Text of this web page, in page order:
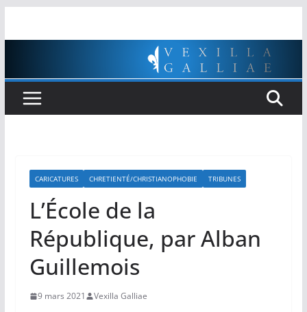
CARICATURES CHRETIENTÉ/CHRISTIANOPHOBIE TRIBUNES
L’École de la
République, par Alban
Guillemois
9 mars 2021 Vexilla Galliae